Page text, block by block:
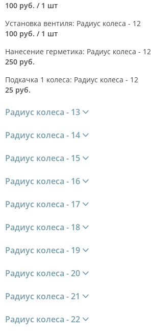
100 руб. / 1 шт
Установка вентиля: Радиус колеса - 12
100 руб. / 1 шт
Нанесение герметика: Радиус колеса - 12
250 руб.
Подкачка 1 колеса: Радиус колеса - 12
25 руб.
Радиус колеса - 13
Радиус колеса - 14
Радиус колеса - 15
Радиус колеса - 16
Радиус колеса - 17
Радиус колеса - 18
Радиус колеса - 19
Радиус колеса - 20
Радиус колеса - 21
Радиус колеса - 22